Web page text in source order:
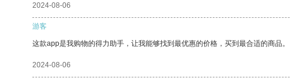
2024-08-06
游客
这款app是我购物的得力助手，让我能够找到最优惠的价格，买到最合适的商品。
2024-08-06